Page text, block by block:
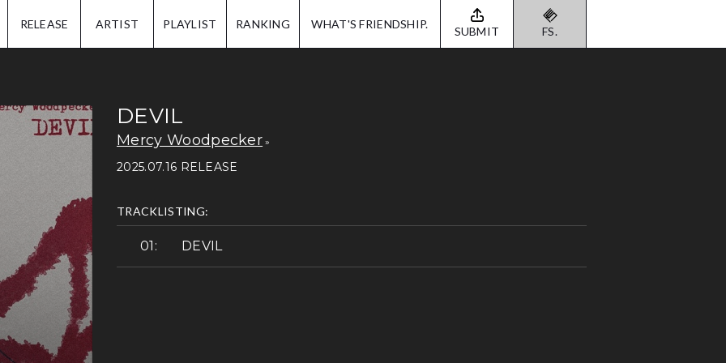
RELEASE ARTIST PLAYLIST RANKING WHAT'S FRIENDSHIP. SUBMIT FS.
DEVIL
Mercy Woodpecker
2025.07.16 RELEASE
TRACKLISTING:
DEVIL